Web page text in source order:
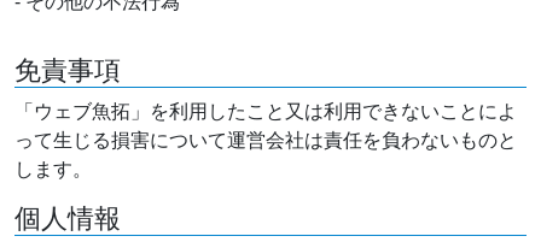
免責事項
「ウェブ魚拓」を利用したこと又は利用できないことによ
って生じる損害について運営会社は責任を負わないものと
します。
個人情報